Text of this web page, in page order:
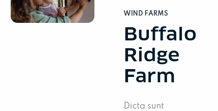
WIND FARMS
Buffalo
Ridge
Farm
Dicta sunt